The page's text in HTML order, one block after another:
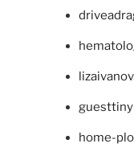
home-